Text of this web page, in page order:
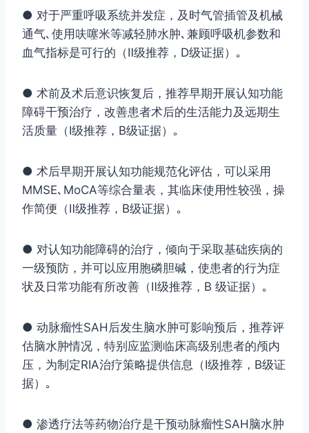
● 对于严重呼吸系统并发症，及时气管插管及机械
通气､使用呋噻米等减轻肺水肿､兼顾呼吸机参数和
血气指标是可行的（Ⅱ级推荐，D级证据）｡
● 术前及术后意识恢复后，推荐早期开展认知功能
障碍干预治疗，改善患者术后的生活能力及远期生
活质量（Ⅰ级推荐，B级证据）｡
● 术后早期开展认知功能规范化评估，可以采用
MMSE､MoCA等综合量表，其临床使用性较强，操
作简便（Ⅱ级推荐，B级证据）｡
● 对认知功能障碍的治疗，倾向于采取基础疾病的
一级预防，并可以应用胞磷胆碱，使患者的行为症
状及日常功能有所改善（Ⅱ级推荐，B 级证据）｡
● 动脉瘤性SAH后发生脑水肿可影响预后，推荐评
估脑水肿情况，特别应监测临床高级别患者的颅内
压，为制定RIA治疗策略提供信息（Ⅰ级推荐，B级证
据）｡
● 渗透疗法等药物治疗是干预动脉瘤性SAH脑水肿